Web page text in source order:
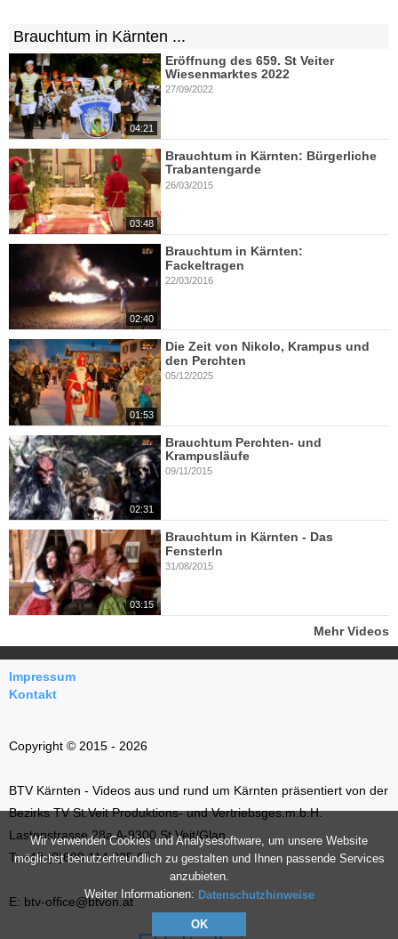
Wir verwenden Cookies und Analysesoftware, um unsere Website
möglichst benutzerfreundlich zu gestalten und Ihnen passende Services
anzubieten.
Weiter Informationen: Datenschutzhinweise
OK
Brauchtum in Kärnten ...
04:21
Eröffnung des 659. St Veiter
Wiesenmarktes 2022
27/09/2022
03:48
Brauchtum in Kärnten: Bürgerliche
Trabantengarde
26/03/2015
02:40
Brauchtum in Kärnten:
Fackeltragen
22/03/2016
01:53
Die Zeit von Nikolo, Krampus und
den Perchten
05/12/2025
02:31
Brauchtum Perchten- und
Krampusläufe
09/11/2015
03:15
Brauchtum in Kärnten - Das
Fensterln
31/08/2015
Mehr Videos
Impressum
Kontakt
Copyright © 2015 - 2026
BTV Kärnten - Videos aus und rund um Kärnten präsentiert von der
Bezirks TV St.Veit Produktions- und Vertriebsges.m.b.H.
Lastenstrasse 28a A-9300 St.Veit/Glan
T: +43 (0)699 114 035 66
E: btv-office@btvon.at